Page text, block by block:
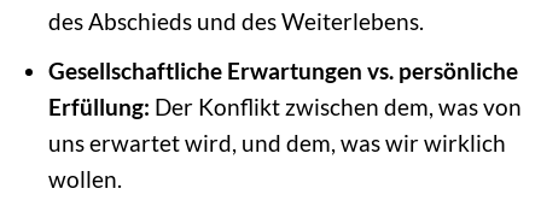
des Abschieds und des Weiterlebens.
Gesellschaftliche Erwartungen vs. persönliche
Erfüllung: Der Konflikt zwischen dem, was von
uns erwartet wird, und dem, was wir wirklich
wollen.